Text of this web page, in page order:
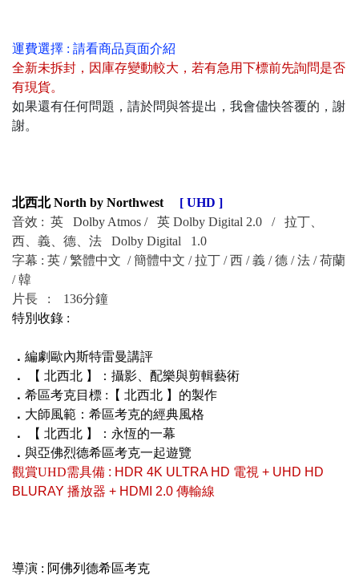
運費選擇 : 請看商品頁面介紹
全新未拆封 ， 因庫存變動較大，若有急用下標前先詢問是否
有現貨。
如果還有任何問題，請於問與答提出，我會儘快答覆的，謝
謝。
北西北 North by Northwest [ UHD ]
音效 : 英 Dolby Atmos / 英 Dolby Digital 2.0 / 拉丁、
西、義、德、法 Dolby Digital 1.0
字幕 : 英 / 繁體中文 / 簡體中文 /拉丁 / 西 / 義 / 德 / 法 / 荷蘭
/ 韓
片長 : 136分鐘
特別收錄 :
． 編劇歐內斯特雷曼講評
．
【 北西北 】：攝影、配樂與剪輯藝術
． 希區考克目標 :【 北西北 】的製作
． 大師風範：希區考克的經典風格
．
【 北西北 】：永恆的一幕
． 與亞佛烈德希區考克一起遊覽
觀賞UHD需具備 : HDR 4K ULTRA HD 電視 + UHD HD
BLURAY 播放器 + HDMI 2.0 傳輸線
導演 : 阿佛列德希區考克